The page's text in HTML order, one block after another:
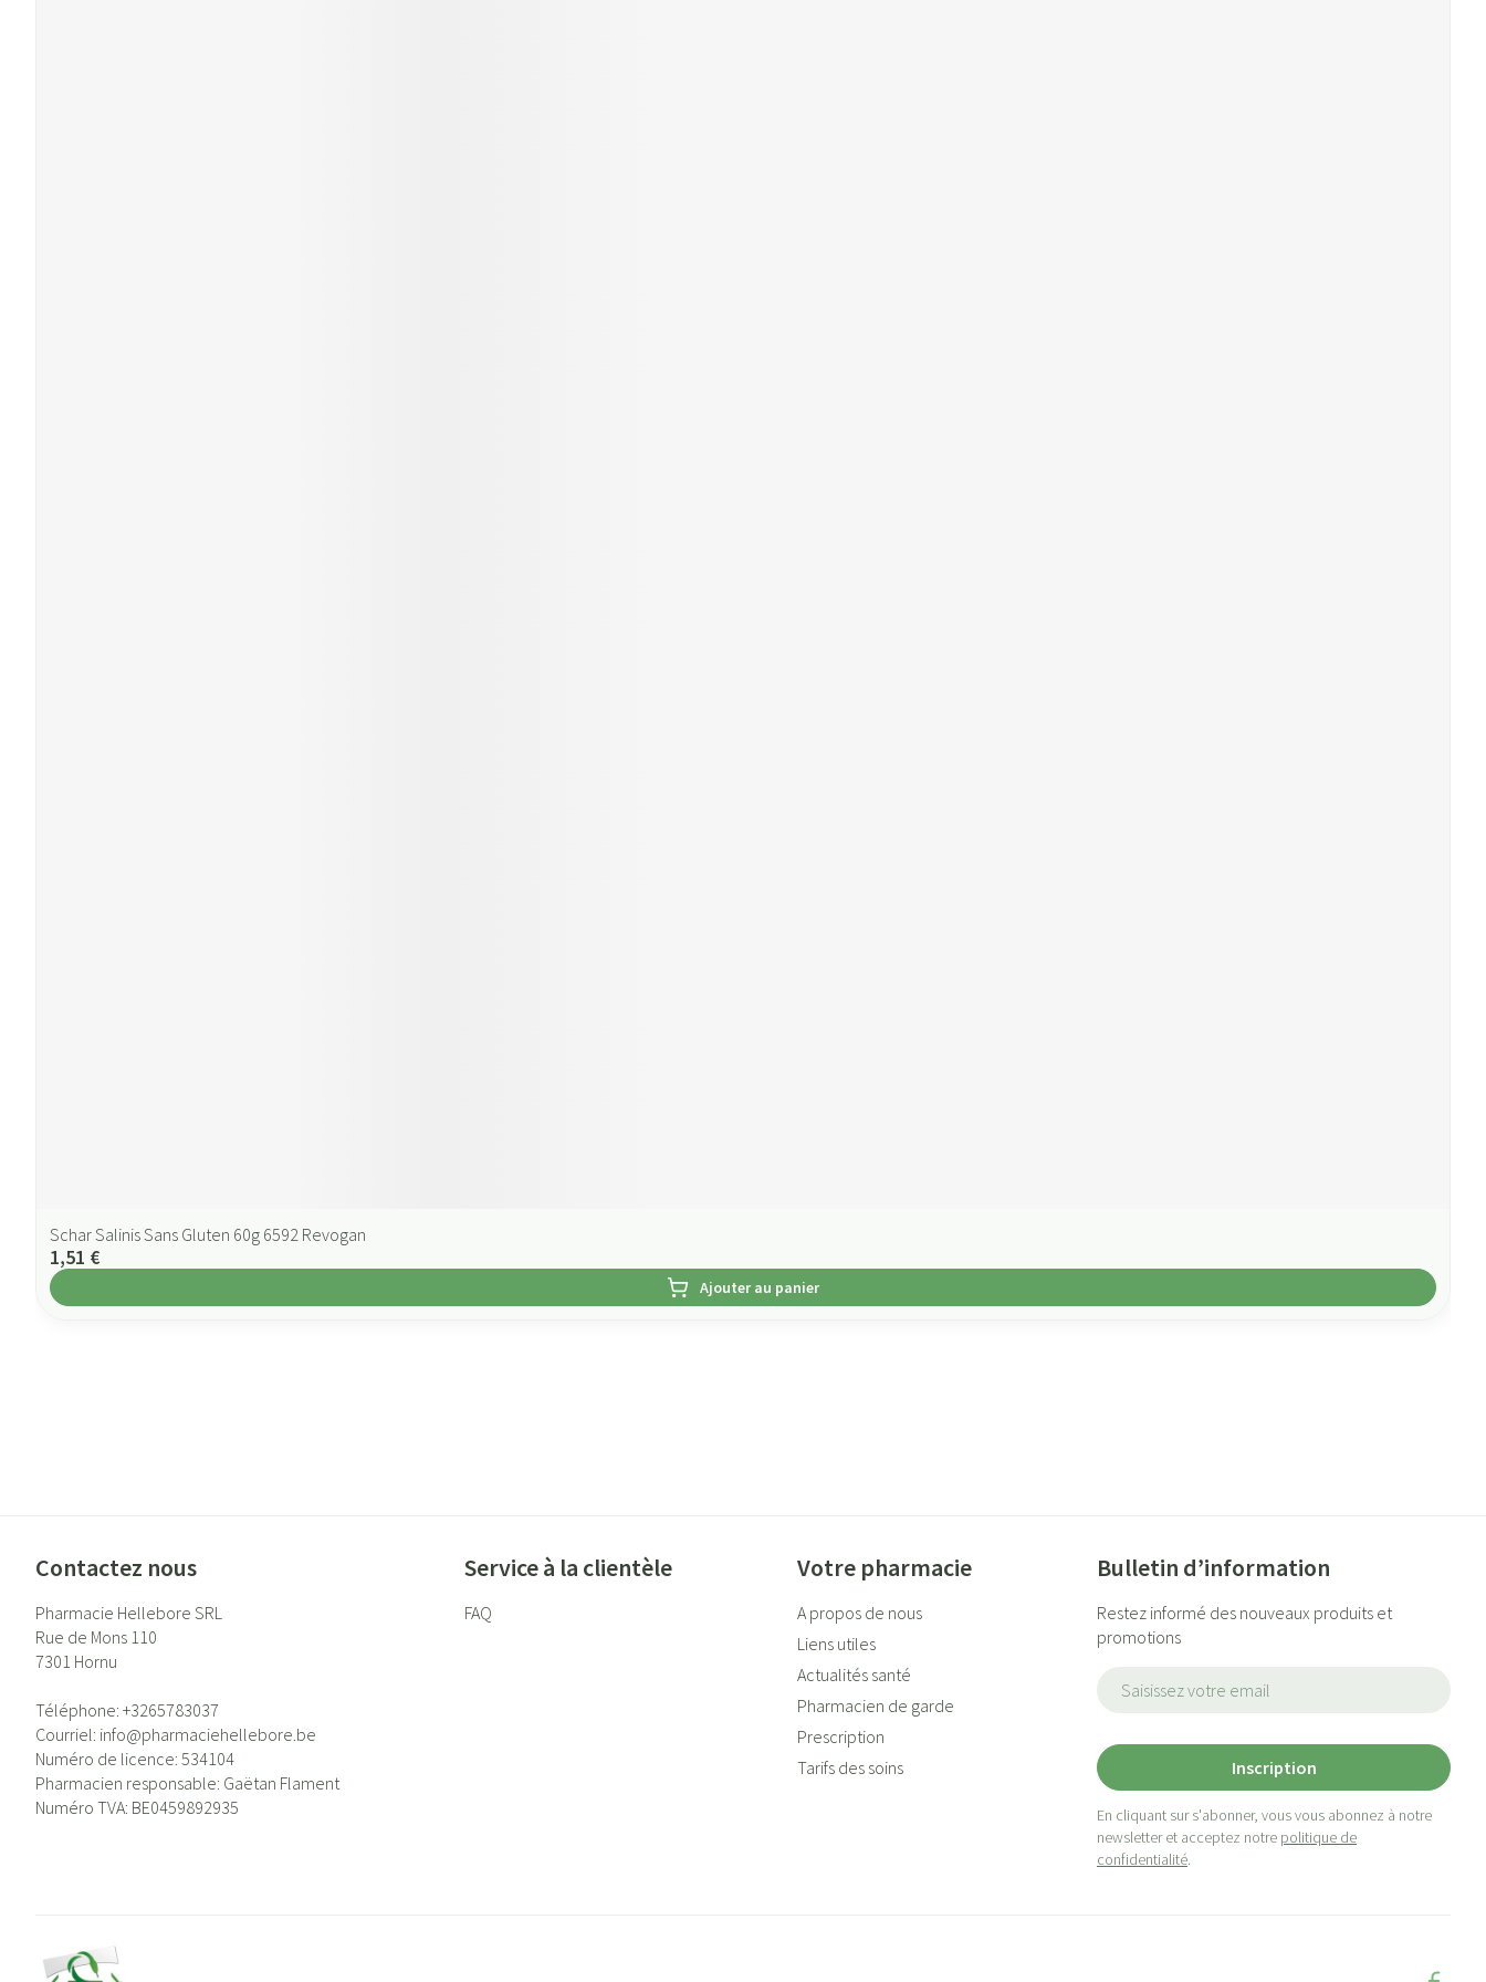
Schar Salinis Sans Gluten 60g 6592 Revogan
1,51 €
Ajouter au panier
Contactez nous
Pharmacie Hellebore SRL
Rue de Mons 110
7301 Hornu
Téléphone: +3265783037
Courriel: info@pharmaciehellebore.be
Numéro de licence: 534104
Pharmacien responsable: Gaëtan Flament
Numéro TVA: BE0459892935
Service à la clientèle
FAQ
Votre pharmacie
A propos de nous
Liens utiles
Actualités santé
Pharmacien de garde
Prescription
Tarifs des soins
Bulletin d’information
Restez informé des nouveaux produits et
promotions
Inscription
En cliquant sur s'abonner, vous vous abonnez à notre
newsletter et acceptez notre politique de
confidentialité.